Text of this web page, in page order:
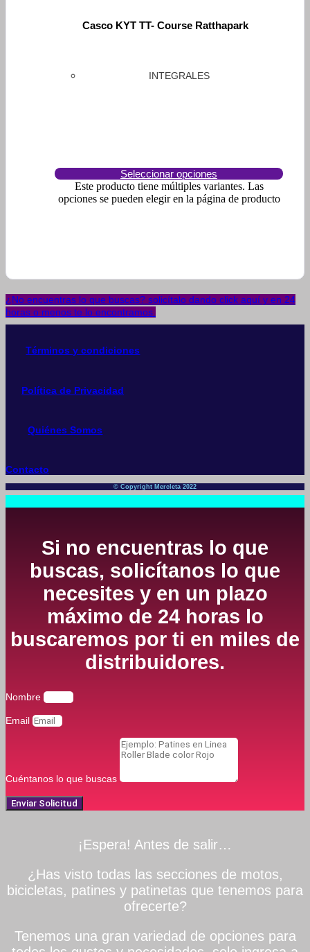
Casco KYT TT- Course Ratthapark
INTEGRALES
Seleccionar opciones
Este producto tiene múltiples variantes. Las
opciones se pueden elegir en la página de producto
¿No encuentras lo que buscas? solicítalo dando click aquí y en 24
horas o menos te lo encontramos.
Términos y condiciones
Política de Privacidad
Quiénes Somos
Contacto
© Copyright Mercleta 2022
Si no encuentras lo que
buscas, solicítanos lo que
necesites y en un plazo
máximo de 24 horas lo
buscaremos por ti en miles de
distribuidores.
Nombre
Email
Cuéntanos lo que buscas
Enviar Solicitud
¡Espera! Antes de salir…
¿Has visto todas las secciones de motos,
bicicletas, patines y patinetas que tenemos para
ofrecerte?
Tenemos una gran variedad de opciones para